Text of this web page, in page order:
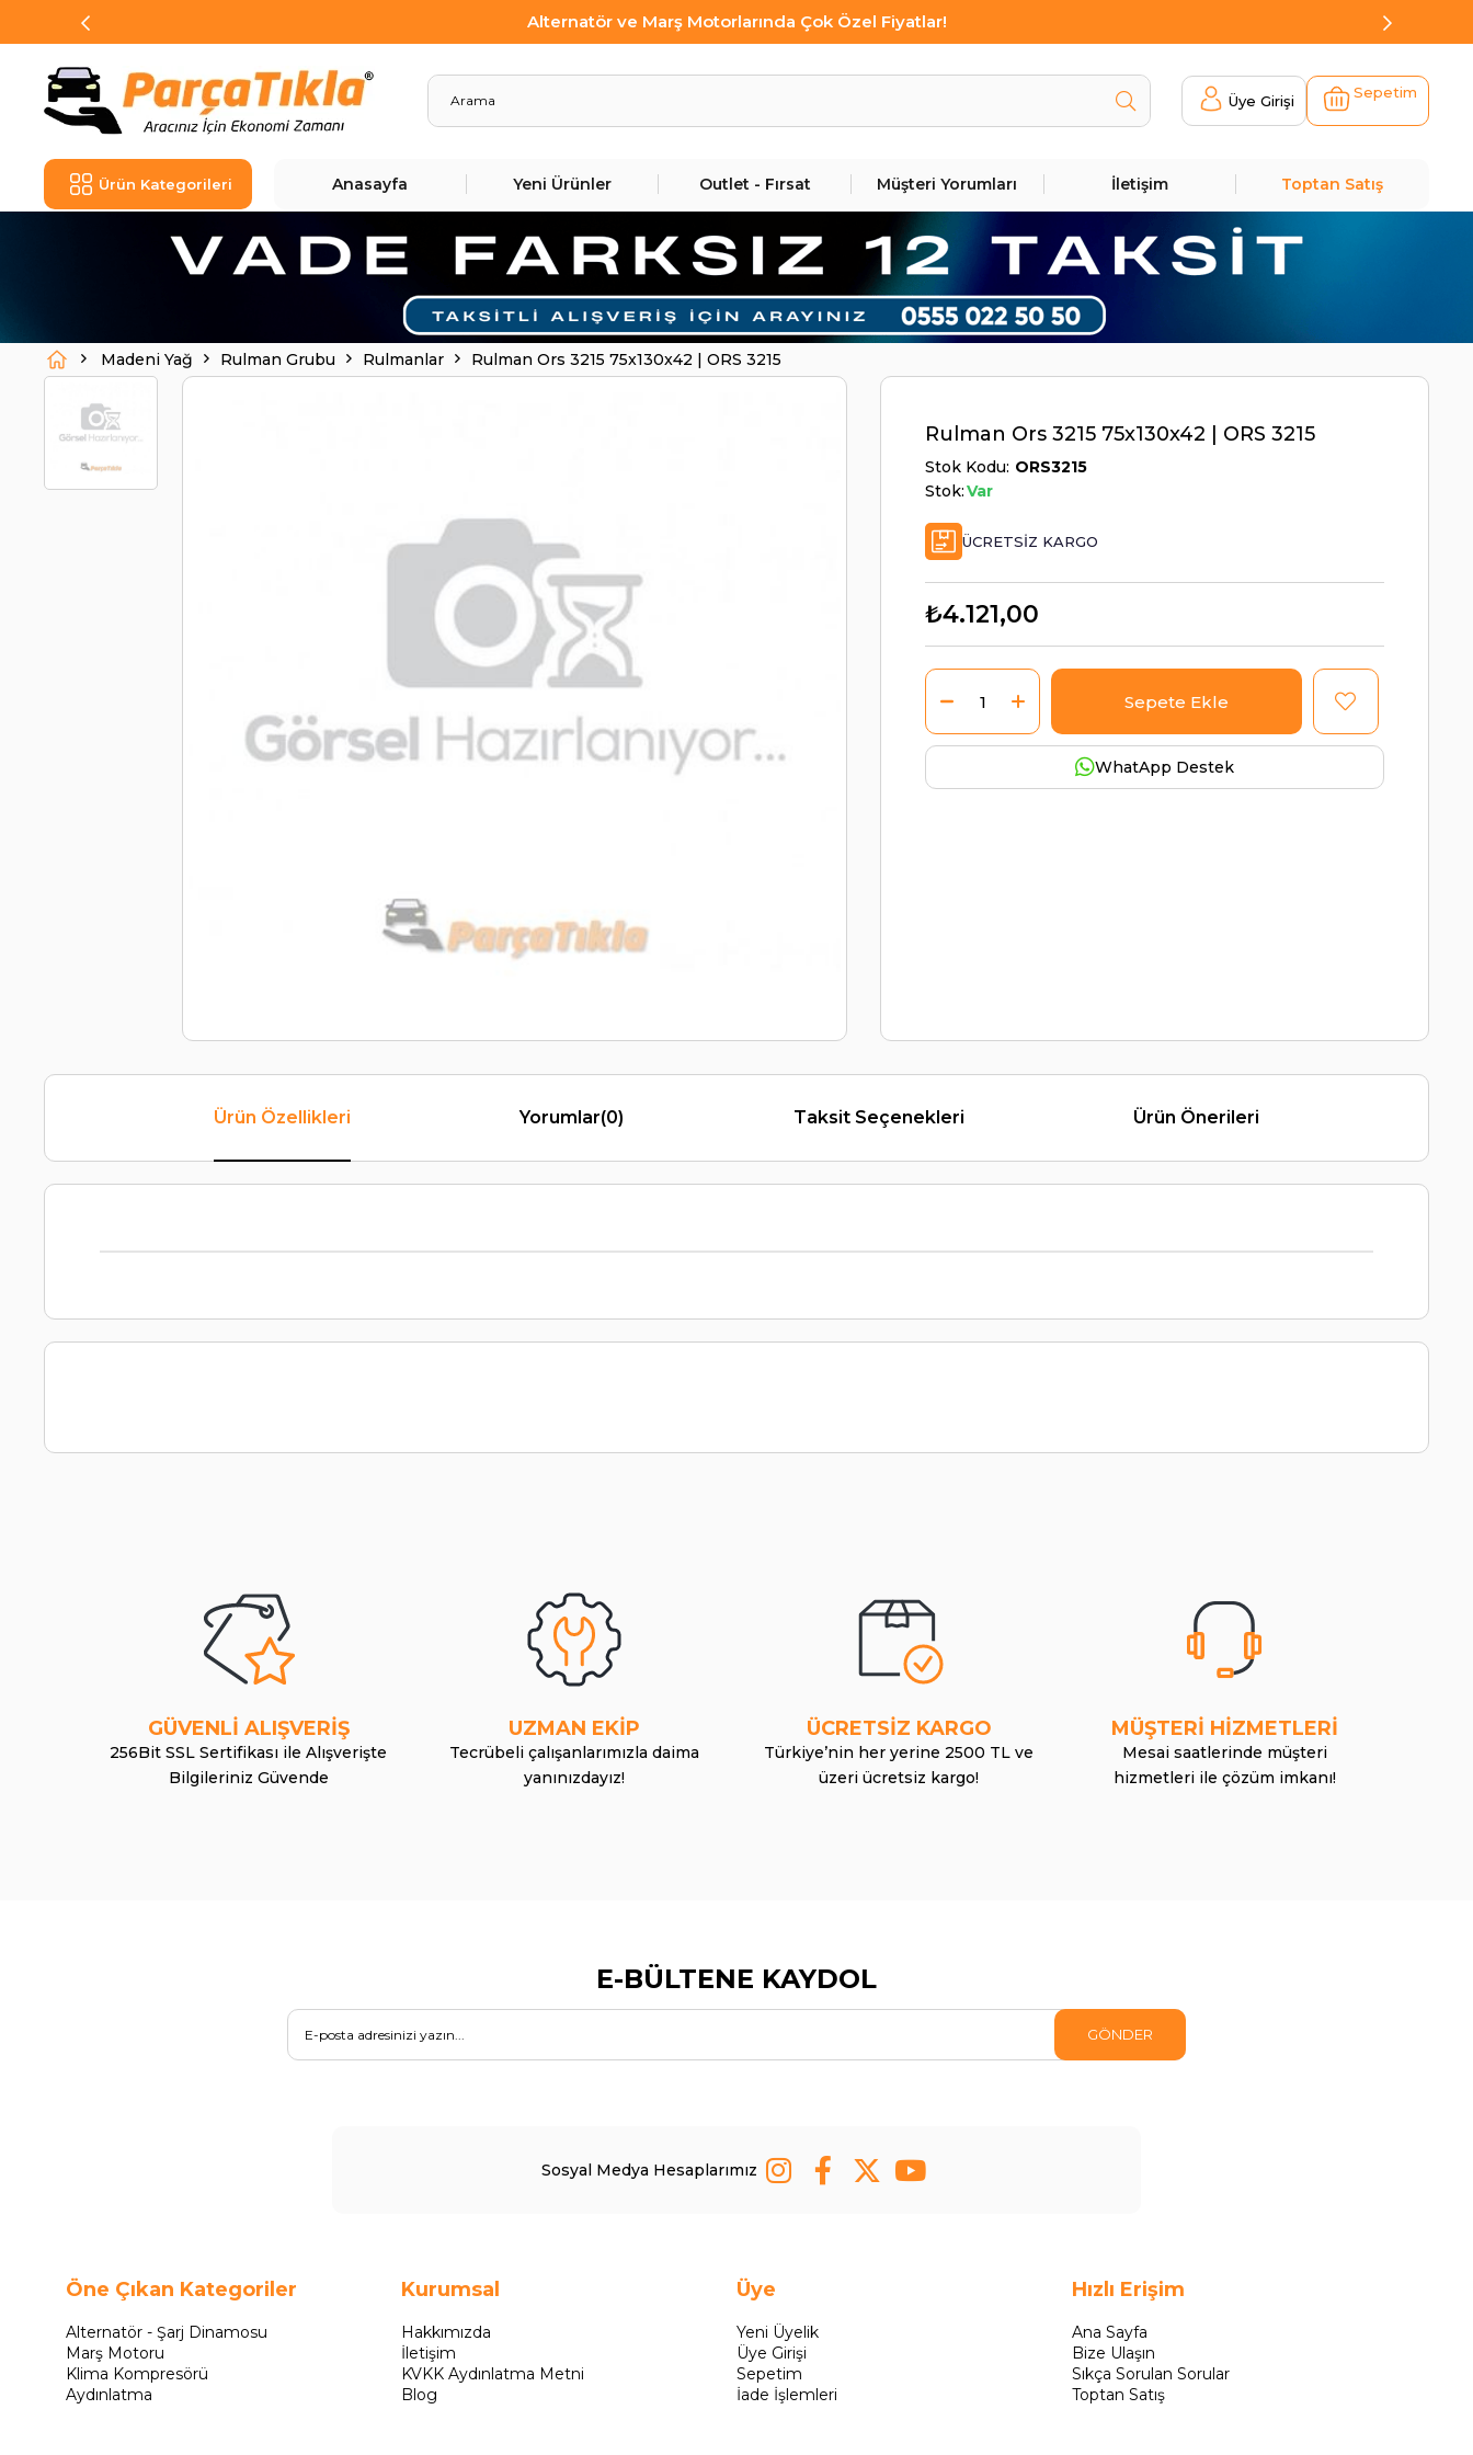
Alternatör ve Marş Motorlarında Çok Özel Fiyatlar!
Üye Girişi Sepetim
Ürün Kategorileri Anasayfa Yeni Ürünler Outlet - Fırsat Müşteri Yorumları İletişim Toptan Satış
Madeni Yağ Rulman Grubu Rulmanlar Rulman Ors 3215 75x130x42 | ORS 3215
Rulman Ors 3215 75x130x42 | ORS 3215
Stok Kodu ORS3215
Stok:Var
ÜCRETSIZ KARGO
₺4.121,00
WhatApp Destek
Ürün Özellikleri Yorumlar(0) Taksit Seçenekleri Ürün Önerileri
GÜVENLİ ALIŞVERİŞ
256Bit SSL Sertifikası ile Alışverişte
Bilgileriniz Güvende
UZMAN EKİP
Tecrübeli çalışanlarımızla daima
yanınızdayız!
ÜCRETSİZ KARGO
Türkiye’nin her yerine 2500 TL ve
üzeri ücretsiz kargo!
MÜŞTERİ HİZMETLERİ
Mesai saatlerinde müşteri
hizmetleri ile çözüm imkanı!
E-BÜLTENE KAYDOL
GÖNDER
Sosyal Medya Hesaplarımız
Öne Çıkan Kategoriler
Alternatör - Şarj Dinamosu
Marş Motoru
Klima Kompresörü
Aydınlatma
Kurumsal
Hakkımızda
İletişim
KVKK Aydınlatma Metni
Blog
Üye
Yeni Üyelik
Üye Girişi
Sepetim
İade İşlemleri
Hızlı Erişim
Ana Sayfa
Bize Ulaşın
Sıkça Sorulan Sorular
Toptan Satış